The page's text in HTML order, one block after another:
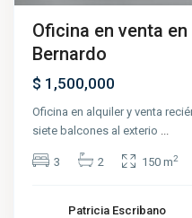
Oficina en venta en
Bernardo
$ 1,500,000
Oficina en alquiler y venta
siete balcones al exterio
3 2 150 m2
Patricia Escribano